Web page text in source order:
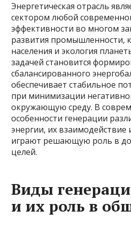
Энергетическая отрасль
сектором любой
эффективности во многом
развития промышленности,
населения и экология
задачей становится
сбалансированного
обеспечивает стабильное
при минимизации
окружающую среду. В
особенности генерации
энергии, их
играют решающую роль в
целей.
Виды
и их роль в